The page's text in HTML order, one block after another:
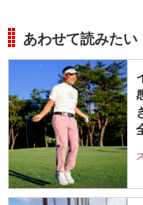
あわせて読みたい